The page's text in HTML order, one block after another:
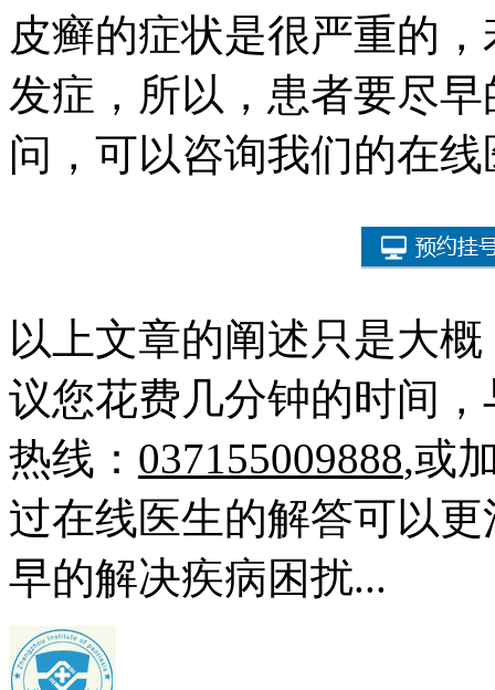
皮癣的症状是很严重的
发症，所以，患者要尽
问，可以咨询我们的在
以上文章的阐述只是大
议您花费几分钟的时间，
热线： 037155009888,或
过在线医生的解答可以
早的解决疾病困扰...